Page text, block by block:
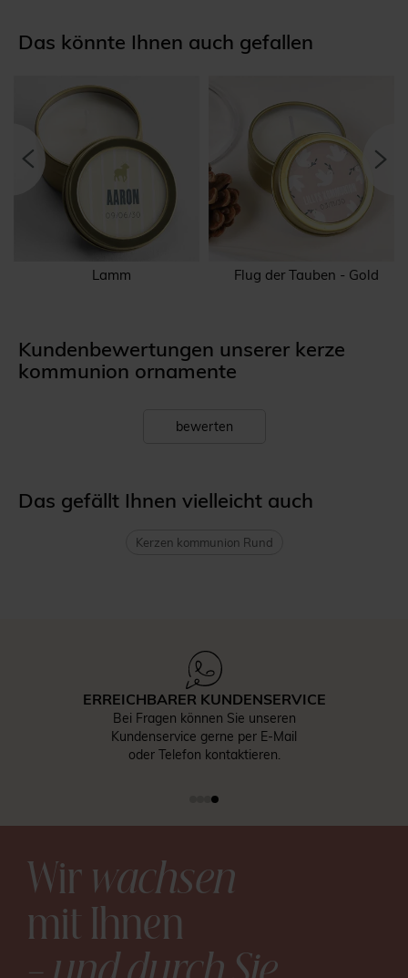
Das könnte Ihnen auch gefallen
Lamm Flug der Tauben - Gold
Kundenbewertungen unserer kerze
kommunion ornamente
bewerten
Das gefällt Ihnen vielleicht auch
Kerzen kommunion Rund
INDIVIDUELLE GESTALTUNG
Gestalten Sie jedes Produkt nach Ihren
Wünschen und wählen Sie Papier,
Briefumschläge und Accessoires aus.
Wirwachsen
mit Ihnen